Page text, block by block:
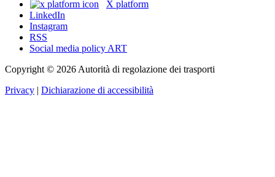
X platform
LinkedIn
Instagram
RSS
Social media policy ART
Copyright © 2026 Autorità di regolazione dei trasporti
Privacy | Dichiarazione di accessibilità